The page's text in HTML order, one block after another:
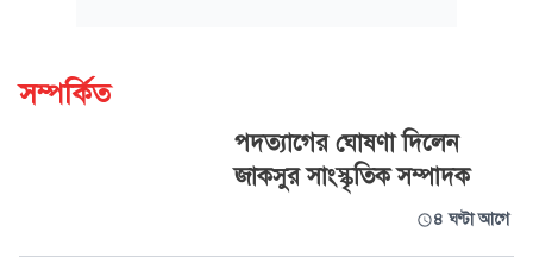
সম্পর্কিত
পদত্যাগের ঘোষণা দিলেন
জাকসুর সাংস্কৃতিক সম্পাদক
৪ ঘণ্টা আগে